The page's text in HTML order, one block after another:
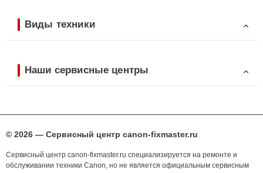
Виды техники
Наши сервисные центры
© 2026 — Сервисный центр canon-fixmaster.ru
Сервисный центр canon-fixmaster.ru специализируется на ремонте и
обслуживании техники Canon, но не является официальным сервисным